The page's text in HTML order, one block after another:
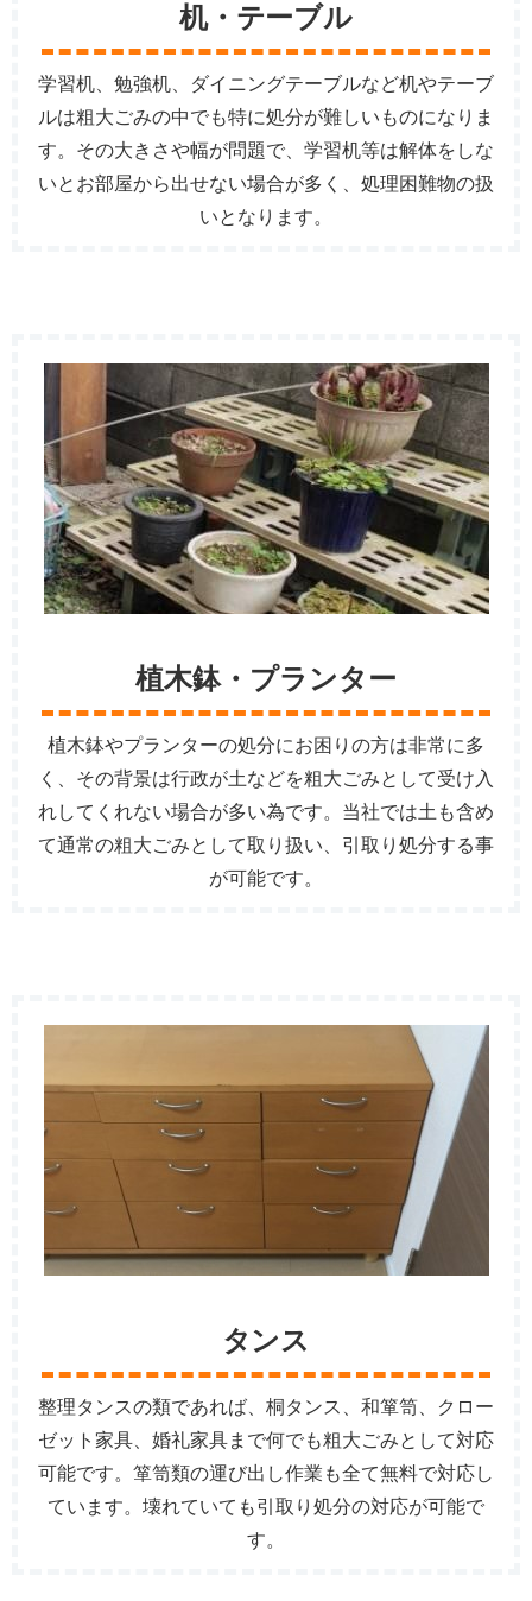
机・テーブル
学習机、勉強机、ダイニングテーブルなど机やテーブ
ルは粗大ごみの中でも特に処分が難しいものになりま
す。その大きさや幅が問題で、学習机等は解体をしな
いとお部屋から出せない場合が多く、処理困難物の扱
いとなります。
植木鉢・プランター
植木鉢やプランターの処分にお困りの方は非常に多
く、その背景は行政が土などを粗大ごみとして受け入
れしてくれない場合が多い為です。当社では土も含め
て通常の粗大ごみとして取り扱い、引取り処分する事
が可能です。
タンス
整理タンスの類であれば、桐タンス、和箪笥、クロー
ゼット家具、婚礼家具まで何でも粗大ごみとして対応
可能です。箪笥類の運び出し作業も全て無料で対応し
ています。壊れていても引取り処分の対応が可能で
す。